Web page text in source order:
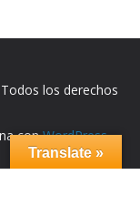
Todos los derechos
conWordPress.
Translate »